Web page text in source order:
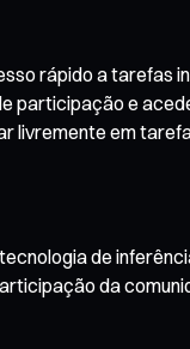
rápido a tarefas
participação e
livremente em
de
da